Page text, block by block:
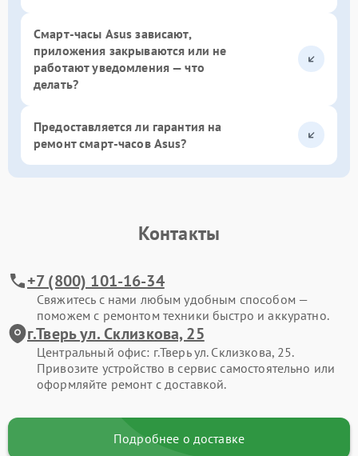
Смарт-часы Asus зависают,
приложения закрываются или не
работают уведомления — что
делать?
Предоставляется ли гарантия на
ремонт смарт-часов Asus?
Контакты
+7 (800) 101-16-34
Свяжитесь с нами любым удобным способом —
поможем с ремонтом техники быстро и аккуратно.
г.Тверь ул. Склизкова, 25
Центральный офис: г.Тверь ул. Склизкова, 25.
Привозите устройство в сервис самостоятельно или
оформляйте ремонт с доставкой.
Подробнее о доставке